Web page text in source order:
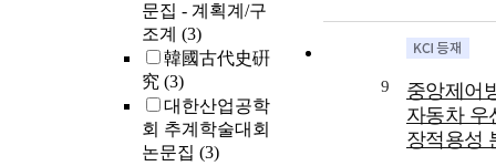
문집 - 계획계/구
조계 (3)
韓國古代史硏
究 (3)
대한산업공학
회 추계학술대회
논문집 (3)
Tongyeong-si
the herbicide
Hamyang-
dominant
herbicide-
liquefied
donor. Also the
reaction
minimized.
Pullulanase
용한
각종 열역학
하였으며,
kJ/mole, ΔS^o
identification
Antonina from
Peninsula is
9
중앙제어
자동차 우
장적용성